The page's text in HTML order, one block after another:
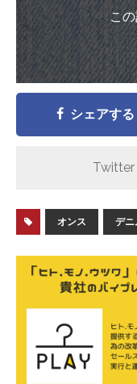
こ
シェアする
Twitter
オンス デニ